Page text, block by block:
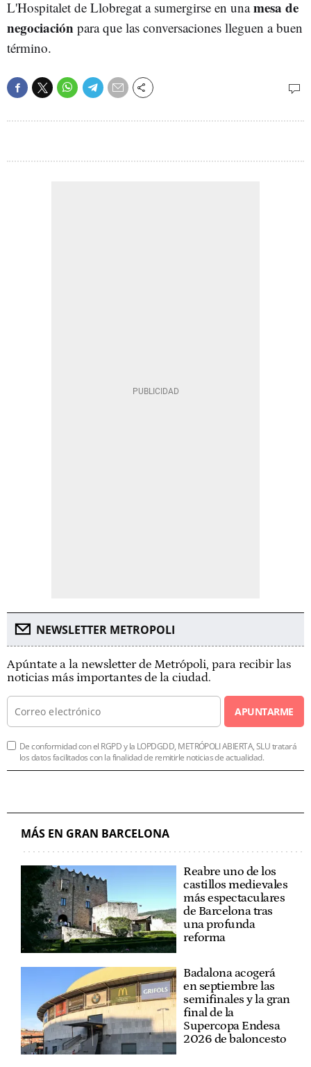
L'Hospitalet de Llobregat a sumergirse en unamesa de
negociación para que las conversaciones lleguen a buen
término.
NEWSLETTER METROPOLI
Apúntate a la newsletter de Metrópoli, para recibir las
noticias más importantes de la ciudad.
APUNTARME
De conformidad con el RGPD y la LOPDGDD, METRÓPOLI ABIERTA, SLU tratará
los datos facilitados con la finalidad de remitirle noticias de actualidad.
MÁS EN GRAN BARCELONA
Reabre uno de los
castillos medievales
más espectaculares
de Barcelona tras
una profunda
reforma
Badalona acogerá
en septiembre las
semifinales y la gran
final de la
Supercopa Endesa
2026 de baloncesto